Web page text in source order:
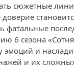
сюжетные
фатальные
6 сезона
эмоций и
и их